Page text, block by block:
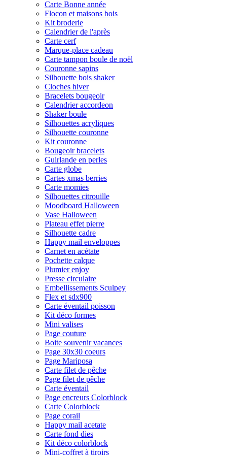
Carte Bonne année
Flocon et maisons bois
Kit broderie
Calendrier de l'après
Carte cerf
Marque-place cadeau
Carte tampon boule de noël
Couronne sapins
Silhouette bois shaker
Cloches hiver
Bracelets bougeoir
Calendrier accordeon
Shaker boule
Silhouettes acryliques
Silhouette couronne
Kit couronne
Bougeoir bracelets
Guirlande en perles
Carte globe
Cartes xmas berries
Carte momies
Silhouettes citrouille
Moodboard Halloween
Vase Halloween
Plateau effet pierre
Silhouette cadre
Happy mail enveloppes
Carnet en acétate
Pochette calque
Plumier enjoy
Presse circulaire
Embellissements Sculpey
Flex et sdx900
Carte éventail poisson
Kit déco formes
Mini valises
Page couture
Boite souvenir vacances
Page 30x30 coeurs
Page Mariposa
Carte filet de pêche
Page filet de pêche
Carte éventail
Page encreurs Colorblock
Carte Colorblock
Page corail
Happy mail acetate
Carte fond dies
Kit déco colorblock
Mini-coffret à tiroirs